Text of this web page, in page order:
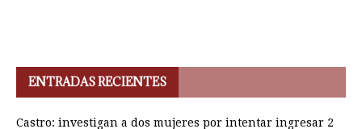
ENTRADAS RECIENTES
Castro: investigan a dos mujeres por intentar ingresar 2